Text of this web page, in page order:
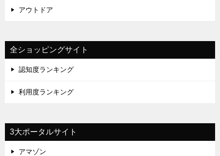
アウトドア
全ショッピングサイト
認知度ランキング
利用度ランキング
3大ポータルサイト
アマゾン